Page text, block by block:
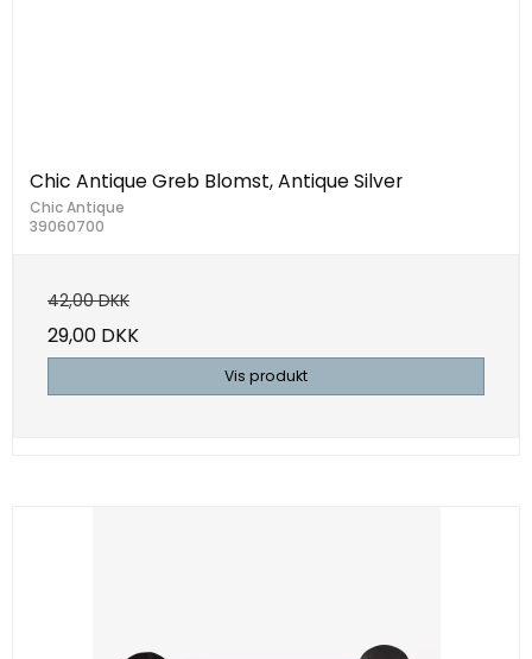
Chic Antique Greb Blomst, Antique Silver
Chic Antique
39060700
42,00 DKK
29,00 DKK
Vis produkt